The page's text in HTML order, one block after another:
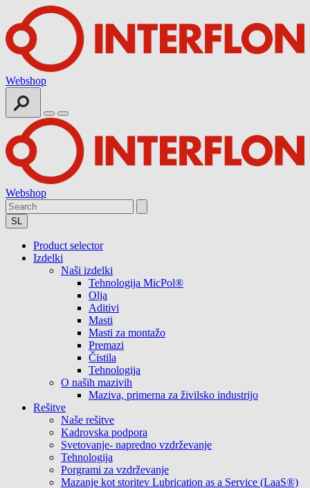
Webshop
Webshop
SL
Product selector
Izdelki
Naši izdelki
Tehnologija MicPol®
Olja
Aditivi
Masti
Masti za montažo
Premazi
Čistila
Tehnologija
O naših mazivih
Maziva, primerna za živilsko industrijo
Rešitve
Naše rešitve
Kadrovska podpora
Svetovanje- napredno vzdrževanje
Tehnologija
Porgrami za vzdrževanje
Mazanje kot storitev Lubrication as a Service (LaaS®)